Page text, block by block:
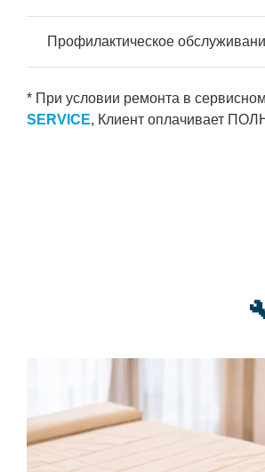
Профилактическое
* При условии ремонта в
SERVICE, Клиент оплачивает